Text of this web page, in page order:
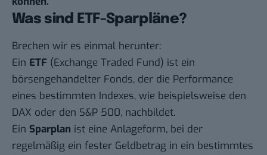
Was sind ETF-Sparpläne?
Brechen wir es einmal herunter:
Ein ETF (Exchange Traded Fund) ist ein
börsengehandelter Fonds, der die Performance
eines bestimmten Indexes, wie beispielsweise den
DAX oder den S&P 500, nachbildet.
Ein Sparplan ist eine Anlageform, bei der
regelmäßig ein fester Geldbetrag in ein bestimmtes